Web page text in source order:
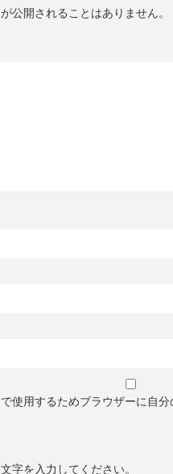
公開されることはありません。
使用するためブラウザーに自
字を入力してください。